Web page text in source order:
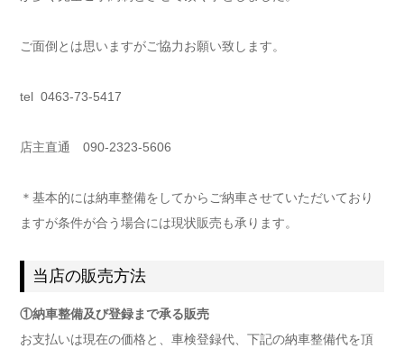
ご面倒とは思いますがご協力お願い致します。
tel 0463-73-5417
店主直通 090-2323-5606
＊基本的には納車整備をしてからご納車させていただいており
ますが条件が合う場合には現状販売も承ります。
当店の販売方法
①納車整備及び登録まで承る販売
お支払いは現在の価格と、車検登録代、下記の納車整備代を頂